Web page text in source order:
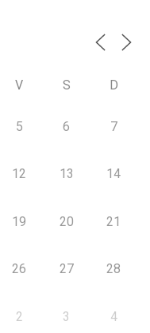
V S D
5 6 7
12 13 14
19 20 21
26 27 28
2 3 4